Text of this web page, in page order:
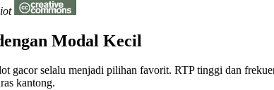
Modal Kecil
gacor selalu menjadi pilihan favorit. RTP tinggi dan
kantong.